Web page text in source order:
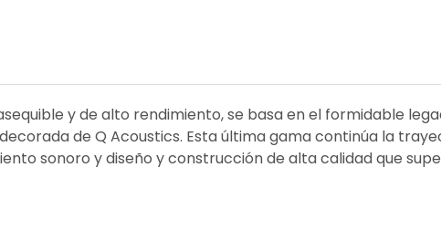
y de alto rendimiento, se basa en el formidable
de Q Acoustics. Esta última gama continúa la
sonoro y diseño y construcción de alta calidad que